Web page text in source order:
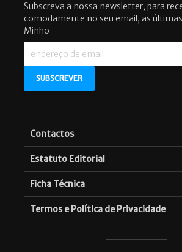
Subscreva a nossa newsletter, para
comodamente no seu email, as
Minho
Contactos
Estatuto Editorial
Ficha Técnica
Termos e Política de Privacidade